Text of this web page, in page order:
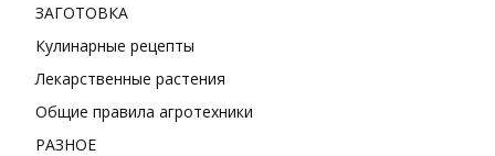
ЗАГОТОВКА
Кулинарные рецепты
Лекарственные растения
Общие правила агротехники
РАЗНОЕ